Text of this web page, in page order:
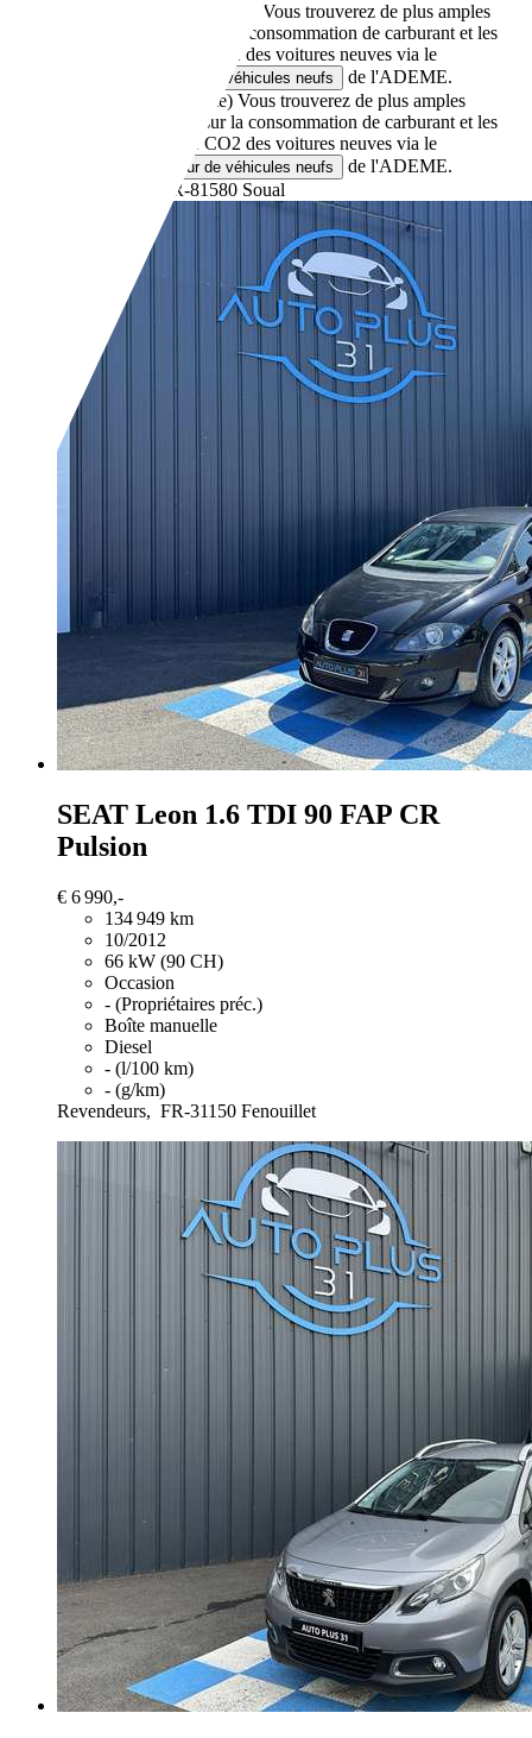
Vous trouverez de plus amples
informations sur la consommation de carburant et les
émissions de CO2 des voitures neuves via le
comparateur de véhicules neufs
de l'ADEME.
116 g/km (mixte) Vous trouverez de plus amples
informations sur la consommation de carburant et les
émissions de CO2 des voitures neuves via le
comparateur de véhicules neufs
de l'ADEME.
FR-81580 Soual
SEAT Leon 1.6 TDI 90 FAP CR
Pulsion
€ 6 990,-
134 949 km
10/2012
66 kW (90 CH)
Occasion
- (Propriétaires préc.)
Boîte manuelle
Diesel
- (l/100 km)
- (g/km)
Revendeurs, FR-31150 Fenouillet